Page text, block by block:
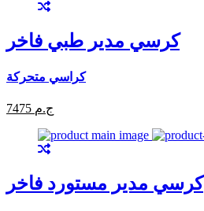
كرسي مدير طبي فاخر
كراسي متحركة
7475 ج.م
كرسي مدير مستورد فاخر